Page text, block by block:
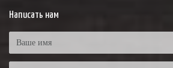
Написать нам